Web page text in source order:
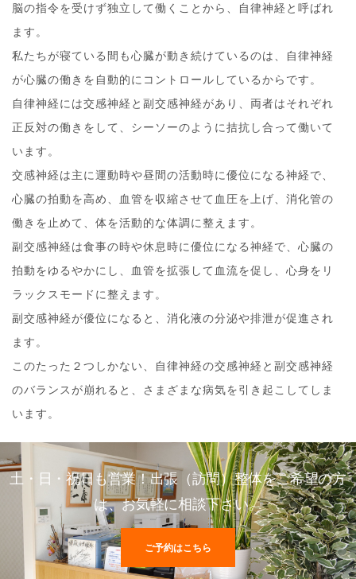
脳の指令を受けず独立して働くことから、自律神経と呼ばれ
ます。
私たちが寝ている間も心臓が動き続けているのは、自律神経
が心臓の働きを自動的にコントロールしているからです。
自律神経には交感神経と副交感神経があり、両者はそれぞれ
正反対の働きをして、シーソーのように拮抗し合って働いて
います。
交感神経は主に運動時や昼間の活動時に優位になる神経で、
心臓の拍動を高め、血管を収縮させて血圧を上げ、消化管の
働きを止めて、体を活動的な体調に整えます。
副交感神経は食事の時や休息時に優位になる神経で、心臓の
拍動をゆるやかにし、血管を拡張して血流を促し、心身をリ
ラックスモードに整えます。
副交感神経が優位になると、消化液の分泌や排泄が促進され
ます。
このたった２つしかない、自律神経の交感神経と副交感神経
のバランスが崩れると、さまざまな病気を引き起こしてしま
います。
土・日・祝日も営業！出張（訪問）整体をご希望の方
は、お気軽に相談下さい。
ご予約はこちら